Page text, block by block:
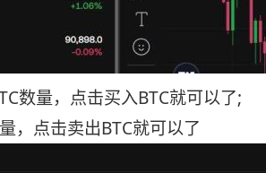
数量，点击买入BTC就可以了;
，点击卖出BTC就可以了